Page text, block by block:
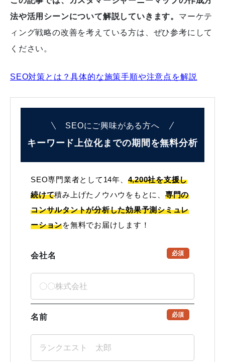
法や活用シーンについて解説していきます。 マーケテ
ィング戦略の改善を考えている方は、ぜひ参考にして
ください。
SEO対策とは？具体的な施策手順や注意点を解説
SEOにご興味がある方へ
キーワード上位化までの期間を無料分析
SEO専門業者として14年、 4,200社を支援し
続けて積み上げたノウハウをもとに、 専門の
コンサルタントが分析した効果予測シミュレ
ーションを無料でお届けします！
会社名 必須
名前 必須